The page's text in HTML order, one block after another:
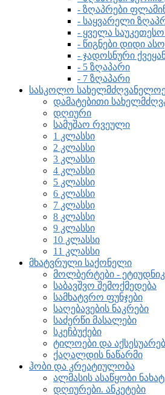
- ზღაპრები
- საყვარელი
- ყველა
- წიგნები დიდი
- ჯადოსნური
- 5 ზღაპარი
- 7 ზღაპარი
სასკოლო
დამატებითი
დღიური
სამუშაო რვეული
1 კლასსი
2 კლასსი
3 კლასსი
4 კლასსი
5 კლასსი
6 კლასსი
7 კლასსი
8 კლასსი
9 კლასსი
10 კლასსი
11 კლასსი
მხატვრული საქონელი
მოლბერტები -
საბავშვო შემოქმედება
სამხატვრო ფუნჯები
საღებავების ნაკრები
საძერწი მასალები
სკეჩბუქები
ტილოები და
ქაღალდის ნაწარმი
ჰობი და კრეატიულობა
ალმასის ასაწყობი
დღიურები. ანკეტები